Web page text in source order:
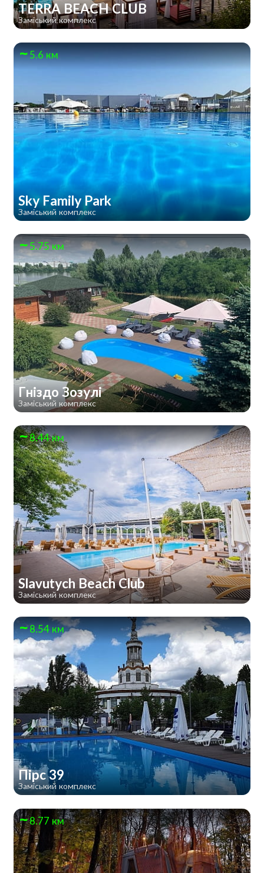
TERRA BEACH CLUB
Заміський комплекс
5.6 км
Sky Family Park
Заміський комплекс
5.75 км
Гніздо Зозулі
Заміський комплекс
8.44 км
Slavutych Beach Club
Заміський комплекс
8.54 км
Пірс 39
Заміський комплекс
8.77 км